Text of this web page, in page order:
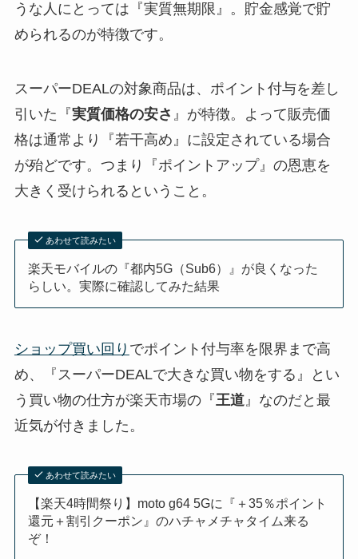
うな人にとっては『実質無期限』。貯金感覚で貯
められるのが特徴です。
スーパーDEALの対象商品は、ポイント付与を差し
引いた『実質価格の安さ 』が特徴。よって販売価
格は通常より『若干高め』に設定されている場合
が殆どです。つまり『ポイントアップ』の恩恵を
大きく受けられるということ。
あわせて読みたい
楽天モバイルの『都内5G（Sub6）』が良くなった
らしい。実際に確認してみた結果
ショップ買い回り でポイント付与率を限界まで高
め、『スーパーDEALで大きな買い物をする』とい
う買い物の仕方が楽天市場の『王道』なのだと最
近気が付きました。
あわせて読みたい
【楽天4時間祭り】moto g64 5Gに『＋35％ポイント
還元＋割引クーポン』のハチャメチャタイム来る
ぞ！